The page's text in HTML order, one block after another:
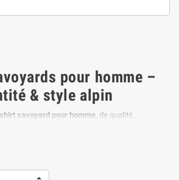
pour homme –
& style alpin
savoyard pour homme, de qualité,
! Notre collection rassemble les meilleurs